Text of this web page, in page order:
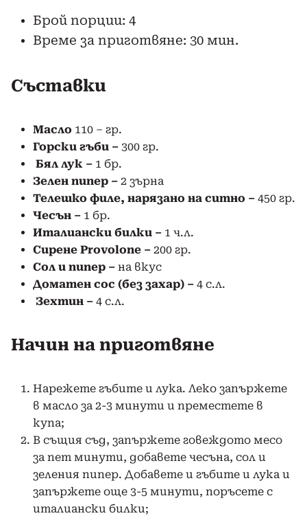
Брой порции: 4
Време за приготвяне: 30 мин.
Съставки
Масло 110 – гр.
Горски гъби – 300 гр.
Бял лук – 1 бр.
Зелен пипер – 2 зърна
Телешко филе, нарязано на ситно – 450 гр.
Чесън – 1 бр.
Италиански билки – 1 ч.л.
Сирене Provolone – 200 гр.
Сол и пипер – на вкус
Доматен сос (без захар) – 4 с.л.
Зехтин – 4 с.л.
Начин на приготвяне
Нарежете гъбите и лука. Леко запържете
в масло за 2-3 минути и преместете в
купа;
В същия съд, запържете говеждото месо
за пет минути, добавете чесъна, сол и
зеления пипер. Добавете и гъбите и лука и
запържете още 3-5 минути, поръсете с
италиански билки;